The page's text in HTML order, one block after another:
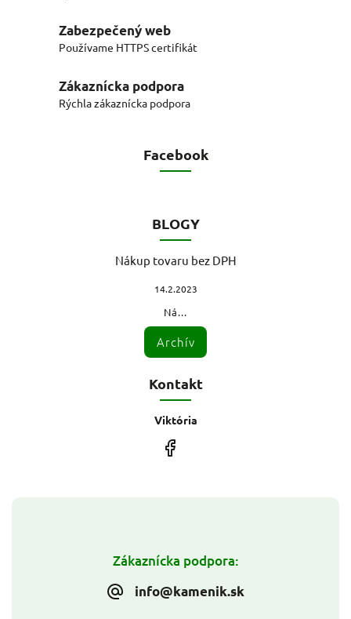
Zabezpečený web
Používame HTTPS certifikát
Zákaznícka podpora
Rýchla zákaznícka podpora
Zákaznícka podpora:
info@kamenik.sk
Facebook
BLOGY
Nákup tovaru bez DPH
14.2.2023
Ná...
Archív
Kontakt
Viktória